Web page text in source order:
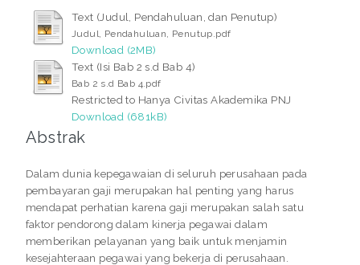
Text (Judul, Pendahuluan, dan Penutup)
Judul, Pendahuluan, Penutup.pdf
Download (2MB)
Text (Isi Bab 2 s.d Bab 4)
Bab 2 s.d Bab 4.pdf
Restricted to Hanya Civitas Akademika PNJ
Download (681kB)
Abstrak
Dalam dunia kepegawaian di seluruh perusahaan pada
pembayaran gaji merupakan hal penting yang harus
mendapat perhatian karena gaji merupakan salah satu
faktor pendorong dalam kinerja pegawai dalam
memberikan pelayanan yang baik untuk menjamin
kesejahteraan pegawai yang bekerja di perusahaan.